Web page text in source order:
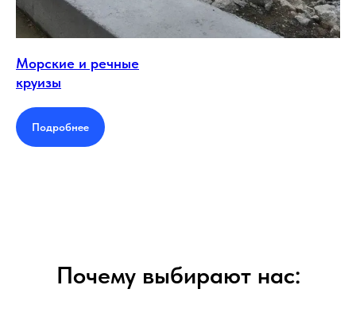
Морские и речные
круизы
Подробнее
Почему выбирают нас: